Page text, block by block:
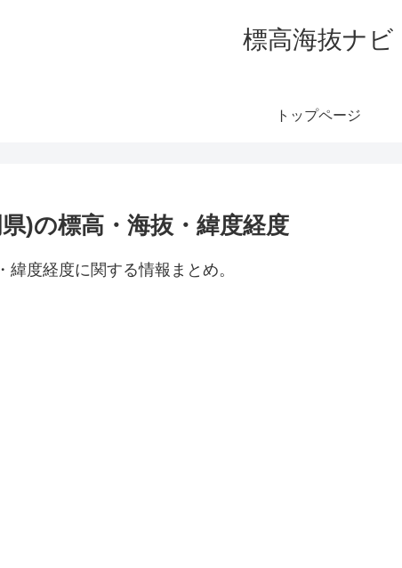
標高海抜ナビ
トップページ
)の標高・海抜・緯度経度
度経度に関する情報まとめ。